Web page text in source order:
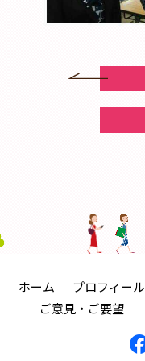
ホーム プロフィール
ご意見・ご要望